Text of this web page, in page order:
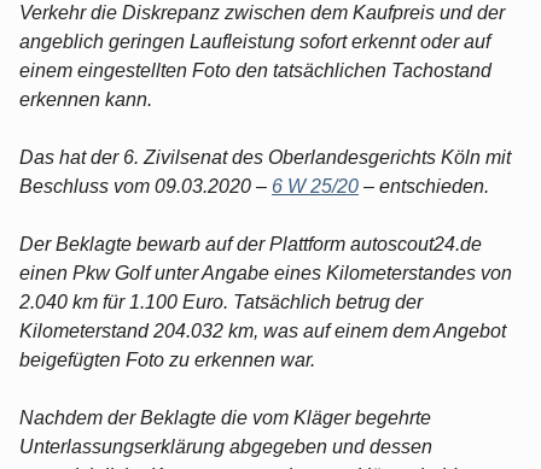
Verkehr die Diskrepanz zwischen dem Kaufpreis und der
angeblich geringen Laufleistung sofort erkennt oder auf
einem eingestellten Foto den tatsächlichen Tachostand
erkennen kann.
Das hat der 6. Zivilsenat des Oberlandesgerichts Köln mit
Beschluss vom 09.03.2020 – 6 W 25/20 – entschieden.
Der Beklagte bewarb auf der Plattform autoscout24.de
einen Pkw Golf unter Angabe eines Kilometerstandes von
2.040 km für 1.100 Euro. Tatsächlich betrug der
Kilometerstand 204.032 km, was auf einem dem Angebot
beigefügten Foto zu erkennen war.
Nachdem der Beklagte die vom Kläger begehrte
Unterlassungserklärung abgegeben und dessen